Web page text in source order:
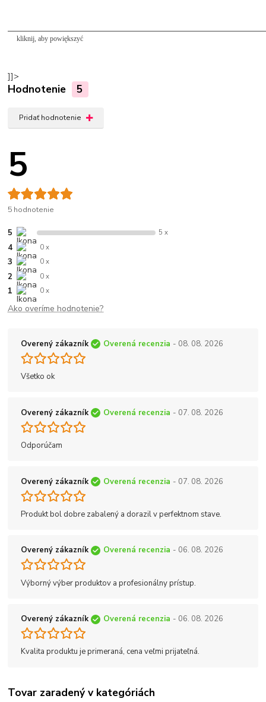
kliknij, aby powiększyć
]]>
Hodnotenie 5
Pridať hodnotenie
5
5 hodnotenie
5 5 x
4 0 x
3 0 x
2 0 x
1 0 x
Ako overíme hodnotenie?
Overený zákazník Overená recenzia - 08. 08. 2026
Všetko ok
Overený zákazník Overená recenzia - 07. 08. 2026
Odporúčam
Overený zákazník Overená recenzia - 07. 08. 2026
Produkt bol dobre zabalený a dorazil v perfektnom stave.
Overený zákazník Overená recenzia - 06. 08. 2026
Výborný výber produktov a profesionálny prístup.
Overený zákazník Overená recenzia - 06. 08. 2026
Kvalita produktu je primeraná, cena veľmi prijateľná.
Tovar zaradený v kategóriách